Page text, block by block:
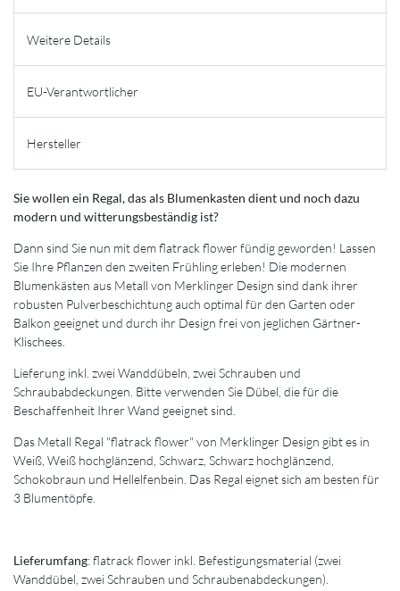
Weitere Details
EU-Verantwortlicher
Hersteller
Sie wollen ein Regal, das als Blumenkasten dient und noch dazu
modern und witterungsbeständig ist?
Dann sind Sie nun mit dem flatrack flower fündig geworden! Lassen
Sie Ihre Pflanzen den zweiten Frühling erleben! Die modernen
Blumenkästen aus Metall von Merklinger Design sind dank ihrer
robusten Pulverbeschichtung auch optimal für den Garten oder
Balkon geeignet und durch ihr Design frei von jeglichen Gärtner-
Klischees.
Lieferung inkl. zwei Wanddübeln, zwei Schrauben und
Schraubabdeckungen. Bitte verwenden Sie Dübel, die für die
Beschaffenheit Ihrer Wand geeignet sind.
Das Metall Regal "flatrack flower" von Merklinger Design gibt es in
Weiß, Weiß hochglänzend, Schwarz, Schwarz hochglänzend,
Schokobraun und Hellelfenbein. Das Regal eignet sich am besten für
3 Blumentöpfe.
Lieferumfang: flatrack flower inkl. Befestigungsmaterial (zwei
Wanddübel, zwei Schrauben und Schraubenabdeckungen).